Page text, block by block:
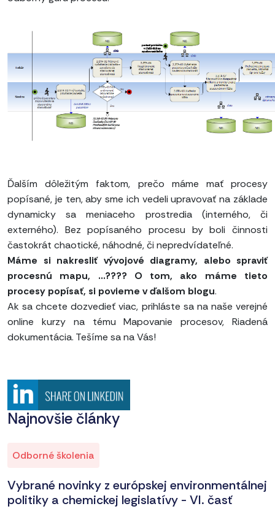
Ďalším dôležitým faktom, prečo máme mať procesy
popísané, je ten, aby sme ich vedeli upravovať na základe
dynamicky sa meniaceho prostredia (interného, či
externého). Bez popísaného procesu by boli činnosti
častokrát chaotické, náhodné, či nepredvídateľné.
Máme si nakresliť vývojové diagramy, alebo spraviť
procesnú mapu, ...???? O tom, ako máme tieto
procesy popísať, si povieme v ďalšom blogu.
Ak sa chcete dozvedieť viac, prihláste sa na naše verejné
online kurzy na tému Mapovanie procesov, Riadená
dokumentácia. Tešíme sa na Vás!
Najnovšie články
Odborné školenia
Vybrané novinky z európskej environmentálnej
politiky a chemickej legislatívy - VI. časť